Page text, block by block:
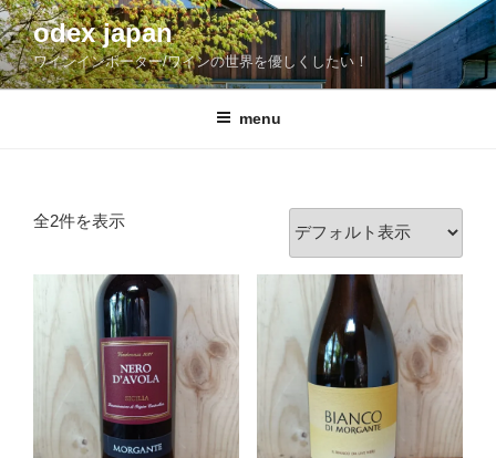
コ
ン
テ
ン
odex japan
ワインインポーター/ワインの世界を優しくしたい！
menu
全2件を表示